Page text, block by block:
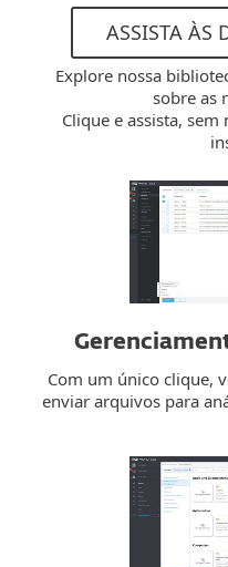
ASSISTA ÀS
Explore nossa
sobre as
Clique e assista, sem
Com um único clique,
enviar arquivos para